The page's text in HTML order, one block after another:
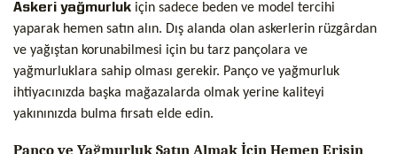
Askeri yağmurluk için sadece beden ve model tercihi
yaparak hemen satın alın. Dış alanda olan askerlerin rüzgârdan
ve yağıştan korunabilmesi için bu tarz pançolara ve
yağmurluklara sahip olması gerekir. Panço ve yağmurluk
ihtiyacınızda başka mağazalarda olmak yerine kaliteyi
yakınınızda bulma fırsatı elde edin.
Panço ve Yağmurluk Satın Almak İçin Hemen Erişin